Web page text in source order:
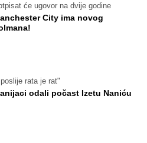
će ugovor na dvije godine
City ima novog
rata je rat"
odali počast Izetu Naniću